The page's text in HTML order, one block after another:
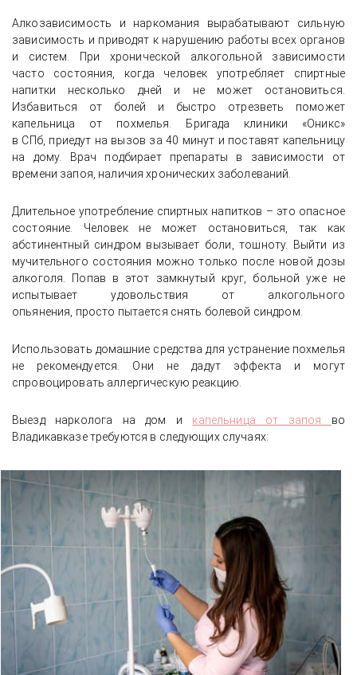
Алкозависимость и наркомания вырабатывают сильную
зависимость и приводят к нарушению работы всех органов
и систем. При хронической алкогольной зависимости
часто состояния, когда человек употребляет спиртные
напитки несколько дней и не может остановиться.
Избавиться от болей и быстро отрезветь поможет
капельница от похмелья. Бригада клиники «Оникс»
в СПб, приедут на вызов за 40 минут и поставят капельницу
на дому. Врач подбирает препараты в зависимости от
времени запоя, наличия хронических заболеваний.
Длительное употребление спиртных напитков – это опасное
состояние. Человек не может остановиться, так как
абстинентный синдром вызывает боли, тошноту. Выйти из
мучительного состояния можно только после новой дозы
алкоголя. Попав в этот замкнутый круг, больной уже не
испытывает удовольствия от алкогольного
опьянения, просто пытается снять болевой синдром.
Использовать домашние средства для устранение похмелья
не рекомендуется. Они не дадут эффекта и могут
спровоцировать аллергическую реакцию.
Выезд нарколога на дом и капельница от запоя во
Владикавказе требуются в следующих случаях: